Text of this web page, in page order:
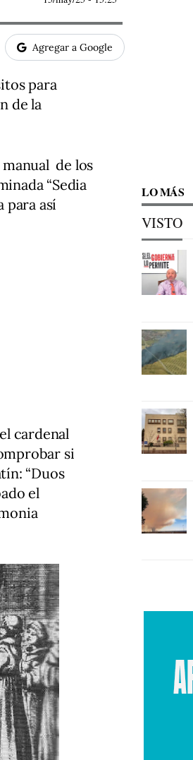
Agregar a Google
para
de la
de los
“Sedia
para así
cardenal
si
“Duos
el
LO MÁS
VISTO